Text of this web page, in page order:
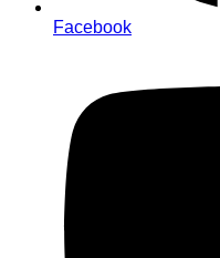
Facebook